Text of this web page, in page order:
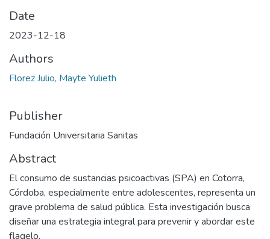
Date
2023-12-18
Authors
Florez Julio, Mayte Yulieth
Publisher
Fundación Universitaria Sanitas
Abstract
El consumo de sustancias psicoactivas (SPA) en Cotorra,
Córdoba, especialmente entre adolescentes, representa un
grave problema de salud pública. Esta investigación busca
diseñar una estrategia integral para prevenir y abordar este
flagelo.